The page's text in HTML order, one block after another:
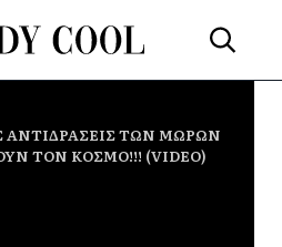
ΑΝΤΙΔΡΑΣΕΙΣ ΤΩΝ ΜΩΡΩΝ
ΤΟΝ ΚΟΣΜΟ!!! (VIDEO)